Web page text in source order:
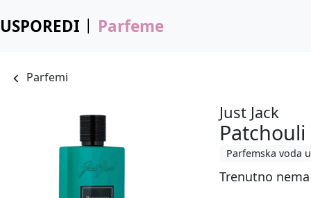
USPOREDI Parfeme
Parfemi
Just Jack
Patchouli
Parfemska voda
Trenutno